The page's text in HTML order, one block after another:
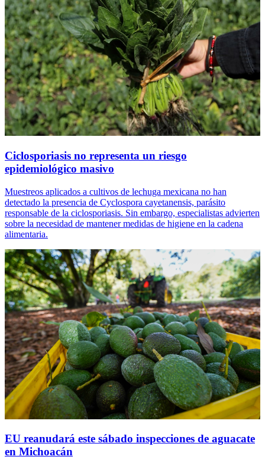
Ciclosporiasis no representa un riesgo
epidemiológico masivo
Muestreos aplicados a cultivos de lechuga mexicana no han
detectado la presencia de Cyclospora cayetanensis, parásito
responsable de la ciclosporiasis. Sin embargo, especialistas advierten
sobre la necesidad de mantener medidas de higiene en la cadena
alimentaria.
EU reanudará este sábado inspecciones de aguacate
en Michoacán